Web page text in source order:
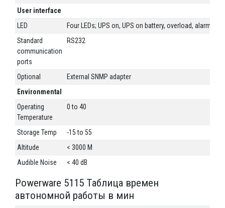
User interface
LED
Four LEDs; UPS on, UPS on battery, overload, alarm
Standard
communication
ports
RS232
Optional
External SNMP adapter
Environmental
Operating
Temperature
0 to 40
Storage Temp
-15 to 55
Altitude
< 3000 M
Audible Noise
< 40 dB
Powerware 5115 Таблица времен
автономной работы в мин